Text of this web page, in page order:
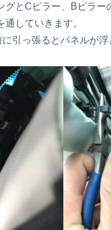
グとCピラー、Bピラー
通していきます。
引っ張るとパネルが浮